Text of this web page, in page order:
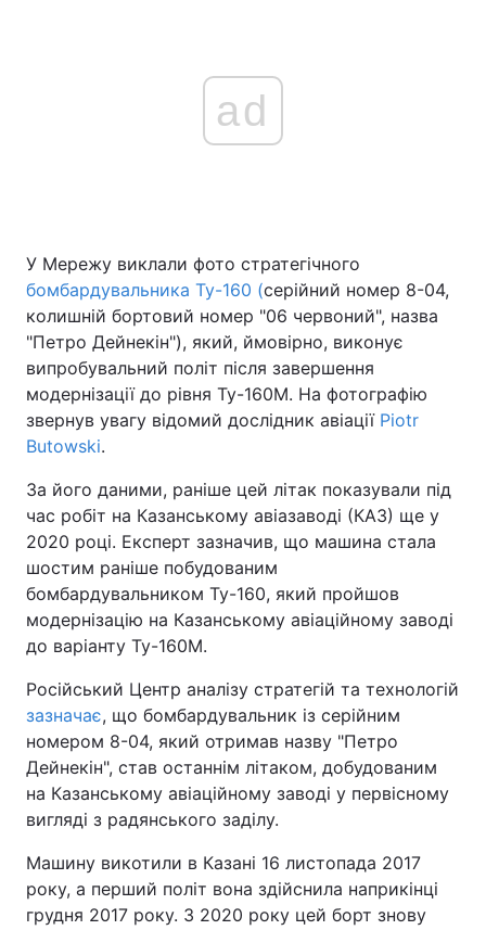
ad
У Мережу виклали фото стратегічного
бомбардувальника Ту-160 (серійний номер 8-04,
колишній бортовий номер "06 червоний", назва
"Петро Дейнекін"), який, ймовірно, виконує
випробувальний політ після завершення
модернізації до рівня Ту-160М. На фотографію
звернув увагу відомий дослідник авіації Piotr
Butowski.
За його даними, раніше цей літак показували під
час робіт на Казанському авіазаводі (КАЗ) ще у
2020 році. Експерт зазначив, що машина стала
шостим раніше побудованим
бомбардувальником Ту-160, який пройшов
модернізацію на Казанському авіаційному заводі
до варіанту Ту-160М.
Російський Центр аналізу стратегій та технологій
зазначає, що бомбардувальник із серійним
номером 8-04, який отримав назву "Петро
Дейнекін", став останнім літаком, добудованим
на Казанському авіаційному заводі у первісному
вигляді з радянського заділу.
Машину викотили в Казані 16 листопада 2017
року, а перший політ вона здійснила наприкінці
грудня 2017 року. З 2020 року цей борт знову